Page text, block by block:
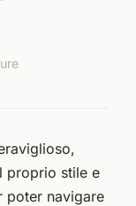
proprio stile e
poter navigare